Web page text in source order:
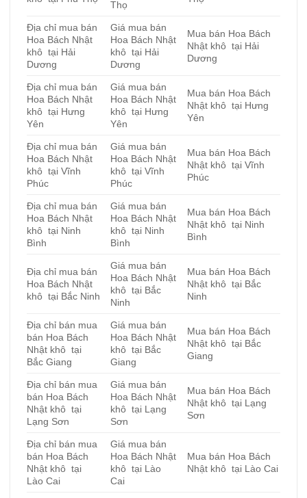
Thọ
Địa chỉ mua bán
Hoa Bách Nhật
khô tại Hải
Dương
Giá mua bán
Hoa Bách Nhật
khô tại Hải
Dương
Mua bán Hoa Bách
Nhật khô tại Hải
Dương
Địa chỉ mua bán
Hoa Bách Nhật
khô tại Hưng
Yên
Giá mua bán
Hoa Bách Nhật
khô tại Hưng
Yên
Mua bán Hoa Bách
Nhật khô tại Hưng
Yên
Địa chỉ mua bán
Hoa Bách Nhật
khô tại Vĩnh
Phúc
Giá mua bán
Hoa Bách Nhật
khô tại Vĩnh
Phúc
Mua bán Hoa Bách
Nhật khô tại Vĩnh
Phúc
Địa chỉ mua bán
Hoa Bách Nhật
khô tại Ninh
Bình
Giá mua bán
Hoa Bách Nhật
khô tại Ninh
Bình
Mua bán Hoa Bách
Nhật khô tại Ninh
Bình
Địa chỉ mua bán
Hoa Bách Nhật
khô tại Bắc Ninh
Giá mua bán
Hoa Bách Nhật
khô tại Bắc
Ninh
Mua bán Hoa Bách
Nhật khô tại Bắc
Ninh
Địa chỉ bán mua
bán Hoa Bách
Nhật khô tại
Bắc Giang
Giá mua bán
Hoa Bách Nhật
khô tại Bắc
Giang
Mua bán Hoa Bách
Nhật khô tại Bắc
Giang
Địa chỉ bán mua
bán Hoa Bách
Nhật khô tại
Lạng Sơn
Giá mua bán
Hoa Bách Nhật
khô tại Lạng
Sơn
Mua bán Hoa Bách
Nhật khô tại Lạng
Sơn
Địa chỉ bán mua
bán Hoa Bách
Nhật khô tại
Lào Cai
Giá mua bán
Hoa Bách Nhật
khô tại Lào
Cai
Mua bán Hoa Bách
Nhật khô tại Lào Cai